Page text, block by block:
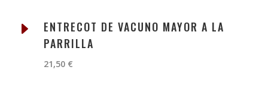
E
ENTRECOT DE VACUNO MAYOR A LA
PARRILLA
21,50 €